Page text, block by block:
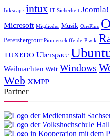
Inkscape intux IT-Sicherheit Joomla!
Microsoft Mitglieder Musik OnePlus
Petersbergtour Pionierschiffe.de Piwik
TUXEDO Uberspace
Weihnachten Welt Windows
Web XMPP
Partner